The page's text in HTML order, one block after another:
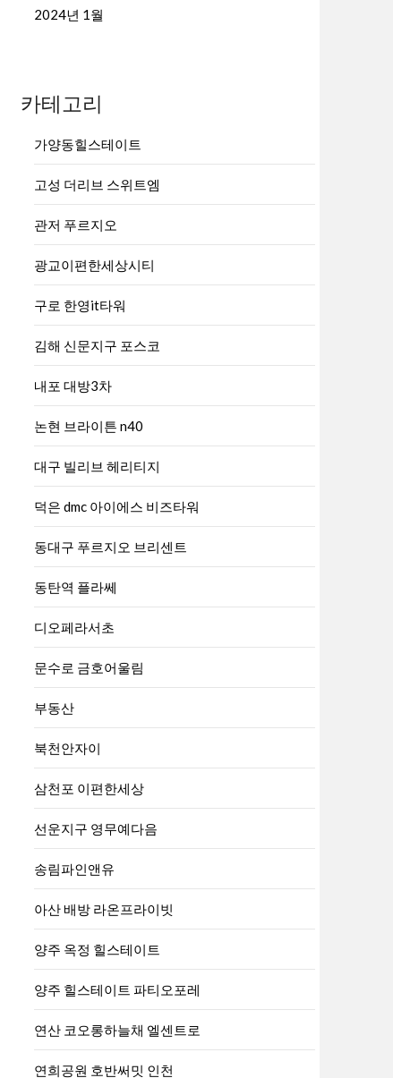
2024년 1월
카테고리
가양동힐스테이트
고성 더리브 스위트엠
관저 푸르지오
광교이편한세상시티
구로 한영it타워
김해 신문지구 포스코
내포 대방3차
논현 브라이튼 n40
대구 빌리브 헤리티지
덕은 dmc 아이에스 비즈타워
동대구 푸르지오 브리센트
동탄역 플라쎄
디오페라서초
문수로 금호어울림
부동산
북천안자이
삼천포 이편한세상
선운지구 영무예다음
송림파인앤유
아산 배방 라온프라이빗
양주 옥정 힐스테이트
양주 힐스테이트 파티오포레
연산 코오롱하늘채 엘센트로
연희공원 호반써밋 인천